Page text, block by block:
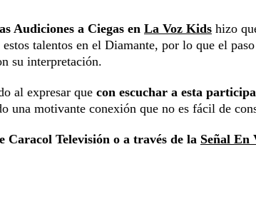
Audiciones a Ciegas en La Voz Kids hizo
talentos en el Diamante, por lo que el
su interpretación.
al expresar que con escuchar a esta
una motivante conexión que no es fácil de
Caracol Televisión o a través de la Señal En